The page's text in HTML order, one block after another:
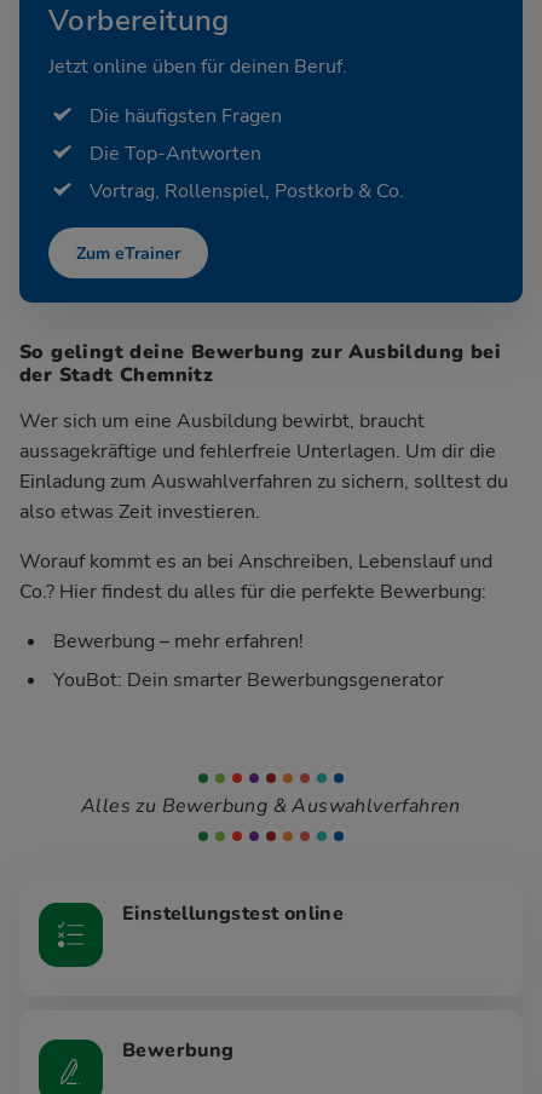
Vorbereitung
Jetzt online üben für deinen Beruf.
Die häufigsten Fragen
Die Top-Antworten
Vortrag, Rollenspiel, Postkorb & Co.
Zum eTrainer
So gelingt deine Bewerbung zur Ausbildung bei
der Stadt Chemnitz
Wer sich um eine Ausbildung bewirbt, braucht
aussagekräftige und fehlerfreie Unterlagen. Um dir die
Einladung zum Auswahlverfahren zu sichern, solltest du
also etwas Zeit investieren.
Worauf kommt es an bei Anschreiben, Lebenslauf und
Co.? Hier findest du alles für die perfekte Bewerbung:
Bewerbung – mehr erfahren!
YouBot: Dein smarter Bewerbungsgenerator
Alles zu Bewerbung & Auswahlverfahren
Einstellungstest online
Bewerbung